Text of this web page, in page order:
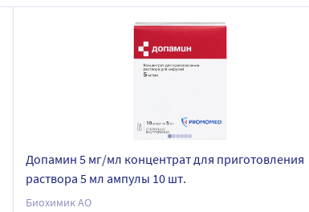
Допамин 5 мг/мл концентрат для приготовления
раствора 5 мл ампулы 10 шт.
Биохимик АО